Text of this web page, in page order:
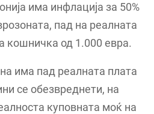
има инфлација за 50%
пад на реалната
кошничка од 1.000 евра.
има пад реалната плата
се обезвреднети, на
куповната моќ на